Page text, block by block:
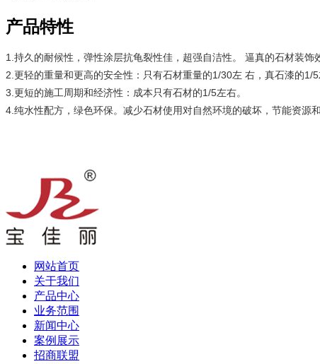
产品特性
1.持久的耐候性，弹性涂层抗龟裂性佳，超强自洁性。 逼真的石材装
2.更轻的重量和更高的安全性：只有石材重量的1/30左 右，真石漆的1/5
3.更短的施工周期和经济性：成本只有石材的1/5左右。
4.纯水性配方，绿色环保。减少石材使用对自然环境的破坏，节能资源和
网站首页
关于我们
产品中心
业务范围
新闻中心
案例展示
招商联盟